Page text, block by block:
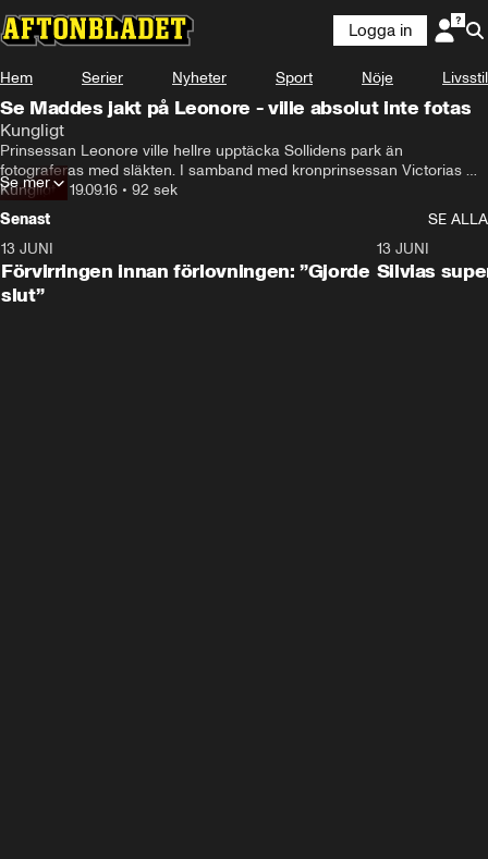
Logga in
Hem Serier Nyheter Sport Nöje Livsstil
Se Maddes jakt på Leonore - ville absolut inte fotas
Kungligt
Prinsessan Leonore ville hellre upptäcka Sollidens park än
fotograferas med släkten. I samband med kronprinsessan Victorias
födelsedag förevigades hela kungafamiljen på ett famljefotografi, men
alla ville inte vara med.
Kungligt• 19.09.16 • 92 sek
Se mer
Senast
SE ALLA
13 JUNI
Förvirringen innan förlovningen: ”Gjorde
slut”
13 JUNI
Silvias